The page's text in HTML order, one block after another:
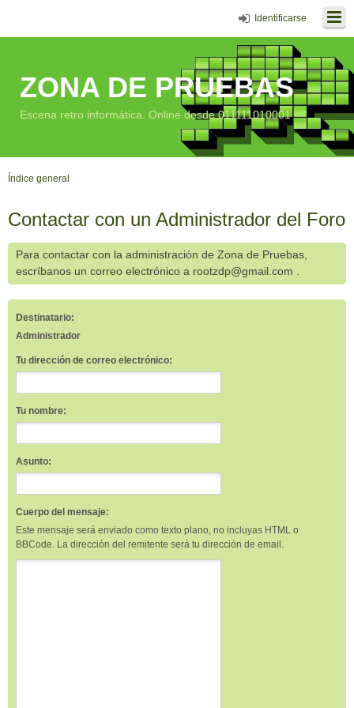
Identificarse
ZONA DE PRUEBAS
Escena retro informática. Online desde 011111010001
Índice general
Contactar con un Administrador del Foro
Para contactar con la administración de Zona de Pruebas,
escríbanos un correo electrónico a rootzdp@gmail.com .
Destinatario:
Administrador
Tu dirección de correo electrónico:
Tu nombre:
Asunto:
Cuerpo del mensaje:
Este mensaje será enviado como texto plano, no incluyas HTML o
BBCode. La dirección del remitente será tu dirección de email.